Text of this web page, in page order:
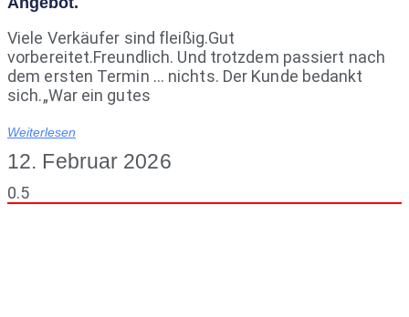
Viele Verkäufer sind fleißig.Gut
vorbereitet.Freundlich. Und trotzdem passiert nach
dem ersten Termin … nichts. Der Kunde bedankt
sich.„War ein gutes
Weiterlesen
12. Februar 2026